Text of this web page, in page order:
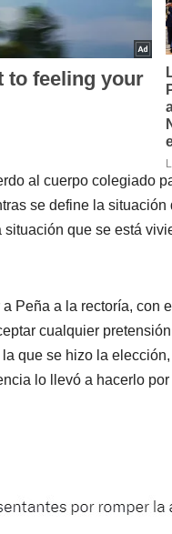
al cuerpo colegiado
se define la situación
que se está
Peña a la rectoría, con
cualquier
que se hizo la
lo llevó a hacerlo